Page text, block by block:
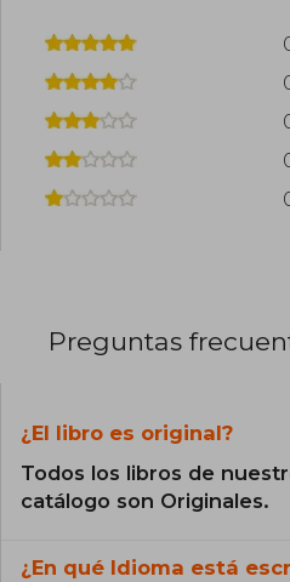
Preguntas
¿El libro es original?
Todos los libros de
catálogo son Originales.
¿En qué Idioma está